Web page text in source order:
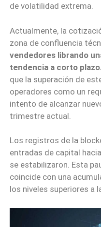
de volatilidad extrema.
Actualmente, la
zona de confluencia
vendedores librando
tendencia a corto
que la superación de
operadores como un
intento de alcanzar
trimestre actual.
Los registros de la
entradas de capital
se estabilizaron. Esta
coincide con una
los niveles superiores a